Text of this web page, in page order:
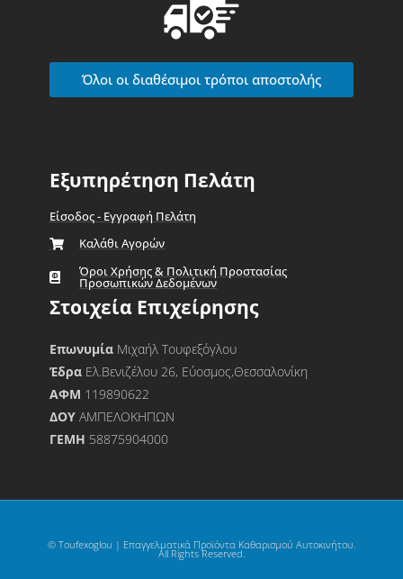
Όλοι οι διαθέσιμοι τρόποι αποστολής
Εξυπηρέτηση Πελάτη
Είσοδος - Εγγραφή Πελάτη
Καλάθι Αγορών
Όροι Χρήσης & Πολιτική Προστασίας
Προσωπικών Δεδομένων
Στοιχεία Επιχείρησης
Επωνυμία Μιχαήλ Τουφεξόγλου
Έδρα Ελ.Βενιζέλου 26, Εύοσμος,Θεσσαλονίκη
ΑΦΜ 119890622
ΔΟΥΑΜΠΕΛΟΚΗΠΩΝ
ΓΕΜΗ 58875904000
© Toufexoglou | Επαγγελματικά Προϊόντα Καθαρισμού Αυτοκινήτου.
All Rights Reserved.